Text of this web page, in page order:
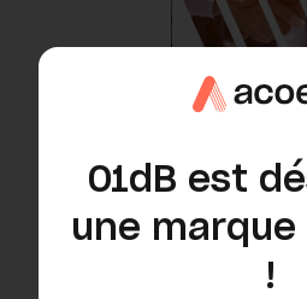
01dB est
une marque
!